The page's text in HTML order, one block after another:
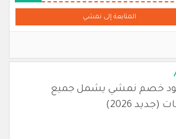
المتابعة إلى نمشي
كود خصم نمشي يشمل جميع
(جديد 2026)